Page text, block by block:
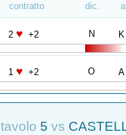
contratto dic.
2 ♥ +2 N K
1 ♥ +2 O A
tavolo 5 vs